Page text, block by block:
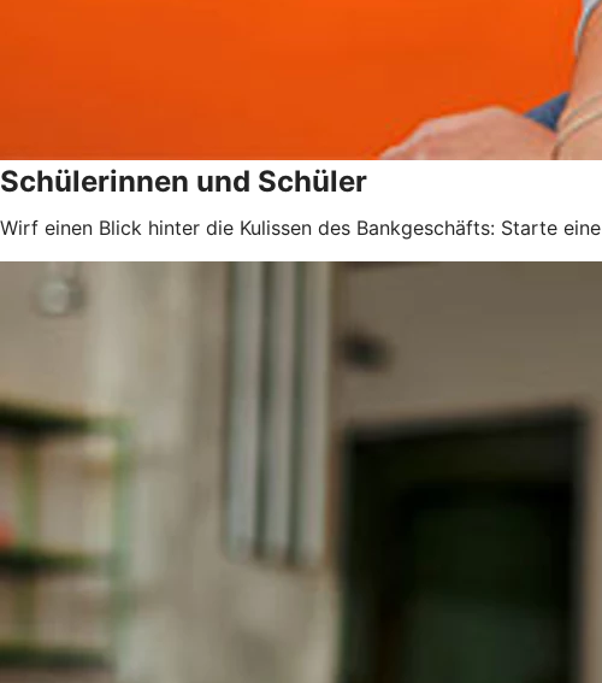
Schülerinnen und Schüler
Wirf einen Blick hinter die Kulissen des Bankgeschäfts: Starte